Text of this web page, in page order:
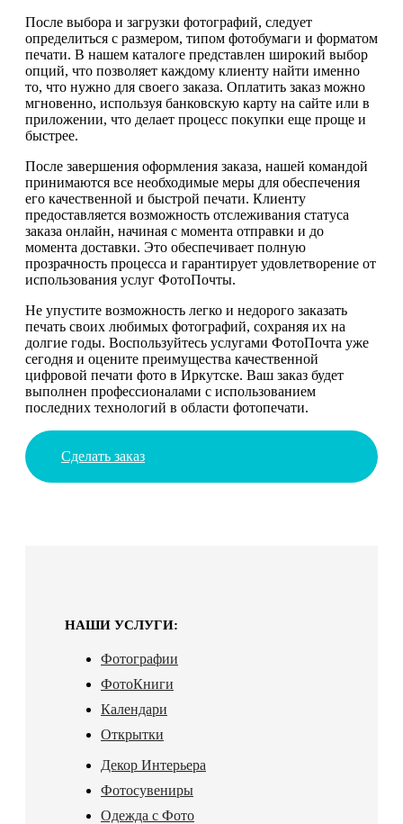
После выбора и загрузки фотографий, следует
определиться с размером, типом фотобумаги и форматом
печати. В нашем каталоге представлен широкий выбор
опций, что позволяет каждому клиенту найти именно
то, что нужно для своего заказа. Оплатить заказ можно
мгновенно, используя банковскую карту на сайте или в
приложении, что делает процесс покупки еще проще и
быстрее.
После завершения оформления заказа, нашей командой
принимаются все необходимые меры для обеспечения
его качественной и быстрой печати. Клиенту
предоставляется возможность отслеживания статуса
заказа онлайн, начиная с момента отправки и до
момента доставки. Это обеспечивает полную
прозрачность процесса и гарантирует удовлетворение от
использования услуг ФотоПочты.
Не упустите возможность легко и недорого заказать
печать своих любимых фотографий, сохраняя их на
долгие годы. Воспользуйтесь услугами ФотоПочта уже
сегодня и оцените преимущества качественной
цифровой печати фото в Иркутске. Ваш заказ будет
выполнен профессионалами с использованием
последних технологий в области фотопечати.
Сделать заказ
НАШИ УСЛУГИ:
Фотографии
ФотоКниги
Календари
Открытки
Декор Интерьера
Фотосувениры
Одежда с Фото